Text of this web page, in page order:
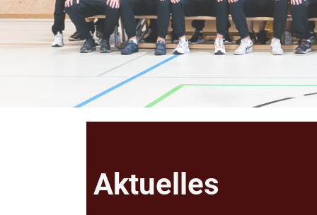
Aktuelles